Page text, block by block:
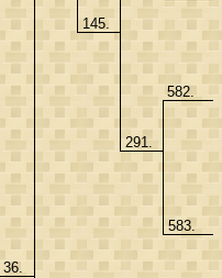
36.
145.
291.
582.
583.